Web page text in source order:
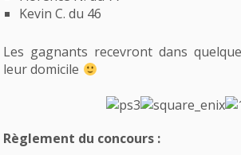
Kevin C. du 46
Les gagnants recevront dans
leur domicile
Règlement du concours :